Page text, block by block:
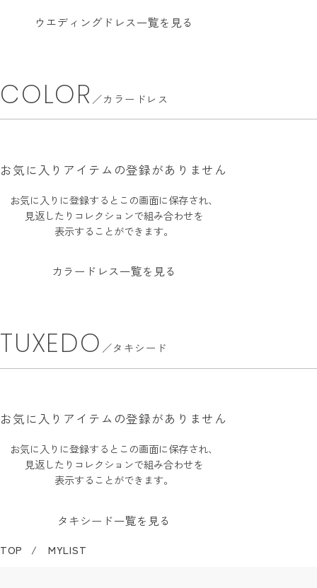
RESERVATION
ウエディングドレス一覧を見る
COLOR カラードレス
お気に入りアイテムの登録がありません
お気に入りに登録するとこの画面に保存され、
見返したりコレクションで組み合わせを
表示することができます。
カラードレス一覧を見る
TUXEDO タキシード
お気に入りアイテムの登録がありません
お気に入りに登録するとこの画面に保存され、
見返したりコレクションで組み合わせを
表示することができます。
タキシード一覧を見る
TOP MYLIST